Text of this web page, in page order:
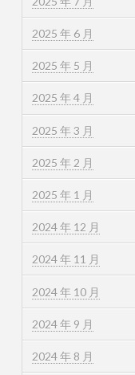
2025 年 6 月
2025 年 5 月
2025 年 4 月
2025 年 3 月
2025 年 2 月
2025 年 1 月
2024 年 12 月
2024 年 11 月
2024 年 10 月
2024 年 9 月
2024 年 8 月